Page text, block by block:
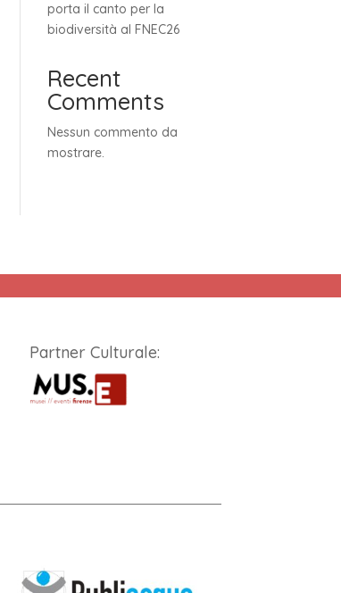
porta il canto per la
biodiversità al FNEC26
Recent
Comments
Nessun commento da
mostrare.
Partner Culturale: